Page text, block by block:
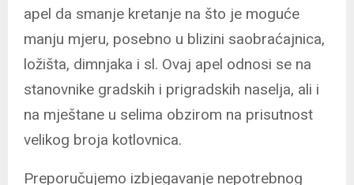
apel da smanje kretanje na što je moguće
manju mjeru, posebno u blizini saobraćajnica,
ložišta, dimnjaka i sl. Ovaj apel odnosi se na
stanovnike gradskih i prigradskih naselja, ali i
na mještane u selima obzirom na prisutnost
velikog broja kotlovnica.
Preporučujemo izbjegavanje nepotrebnog